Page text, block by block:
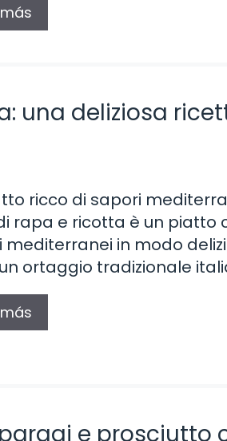
una deliziosa
ricco di sapori
rapa e ricotta è un piatto
mediterranei in modo
ortaggio tradizionale
e prosciutto